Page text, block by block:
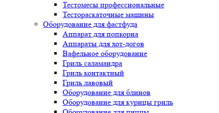
Тестомесы профессиональные
Тестораскаточные машины
Оборудование для фастфуда
Аппарат для попкорна
Аппараты для хот-догов
Вафельное оборудование
Гриль саламандра
Гриль контактный
Гриль лавовый
Оборудование для блинов
Оборудование для курицы гриль